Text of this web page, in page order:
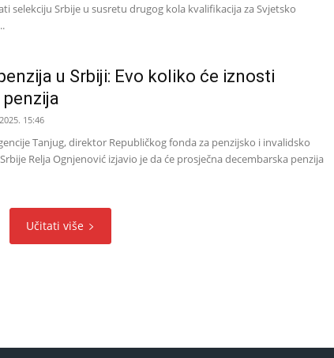
selekciju Srbije u susretu drugog kola kvalifikacija za Svjetsko
u Srbiji: Evo koliko će iznosti
15:46
Tanjug, direktor Republičkog fonda za penzijsko i invalidsko
Relja Ognjenović izjavio je da će prosječna decembarska penzija
Učitati više